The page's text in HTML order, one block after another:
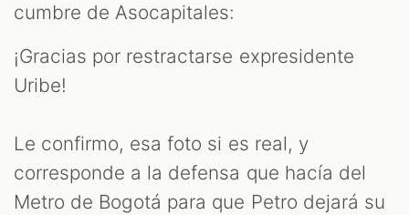
cumbre de Asocapitales:
¡Gracias por restractarse expresidente
Uribe!
Le confirmo, esa foto si es real, y
corresponde a la defensa que hacía del
Metro de Bogotá para que Petro dejará su